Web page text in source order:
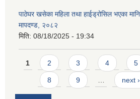
पाठेघर खसेका महिला तथा हाईड्रोसिल भएका
मापदण्ड, २०८२
मिति: 08/18/2025 - 19:34
Pages
1 2 3 4 5
8 9 … next ›